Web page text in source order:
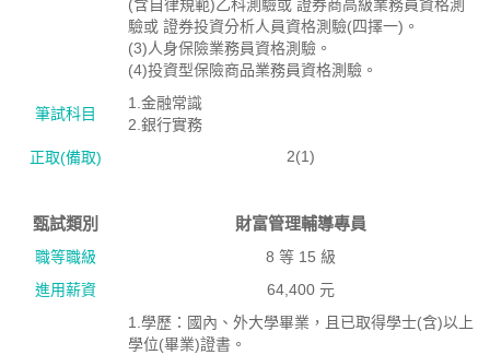
(含自律規範)乙科測驗或 證券商高級業務員資格測
驗或 證券投資分析人員資格測驗(四擇一)。
(3)人身保險業務員資格測驗。
(4)投資型保險商品業務員資格測驗。
筆試科目
1.金融常識
2.銀行實務
正取(備取)
2(1)
甄試類別 財富管理輔導專員
職等職級
8 等 15 級
進用薪資
64,400 元
1.學歷：國內、外大學畢業，且已取得學士(含)以上
學位(畢業)證書。